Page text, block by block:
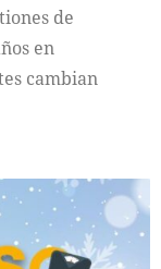
de
en
cambian